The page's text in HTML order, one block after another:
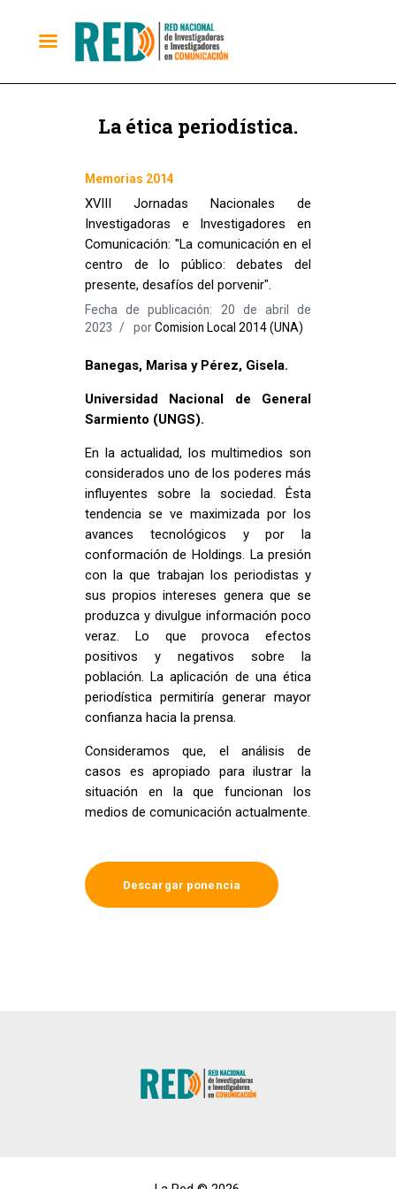
La ética periodística.
Memorias 2014
XVIII Jornadas Nacionales de
Investigadoras e Investigadores en
Comunicación: "La comunicación en el
centro de lo público: debates del
presente, desafíos del porvenir".
Fecha de publicación: 20 de abril de
2023
porComision Local 2014 (UNA)
Banegas, Marisa y Pérez, Gisela.
Universidad Nacional de General
Sarmiento (UNGS).
En la actualidad, los multimedios son
considerados uno de los poderes más
influyentes sobre la sociedad. Ésta
tendencia se ve maximizada por los
avances tecnológicos y por la
conformación de Holdings. La presión
con la que trabajan los periodistas y
sus propios intereses genera que se
produzca y divulgue información poco
veraz. Lo que provoca efectos
positivos y negativos sobre la
población. La aplicación de una ética
periodística permitiría generar mayor
confianza hacia la prensa.
Consideramos que, el análisis de
casos es apropiado para ilustrar la
situación en la que funcionan los
medios de comunicación actualmente.
Descargar ponencia